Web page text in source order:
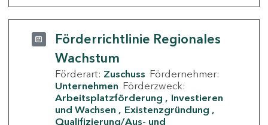
Förderrichtlinie Regionales
Wachstum
Förderart: Zuschuss Fördernehmer:
Unternehmen Förderzweck:
Arbeitsplatzförderung
Investieren
und Wachsen
Existenzgründung
Qualifizierung/Aus- und